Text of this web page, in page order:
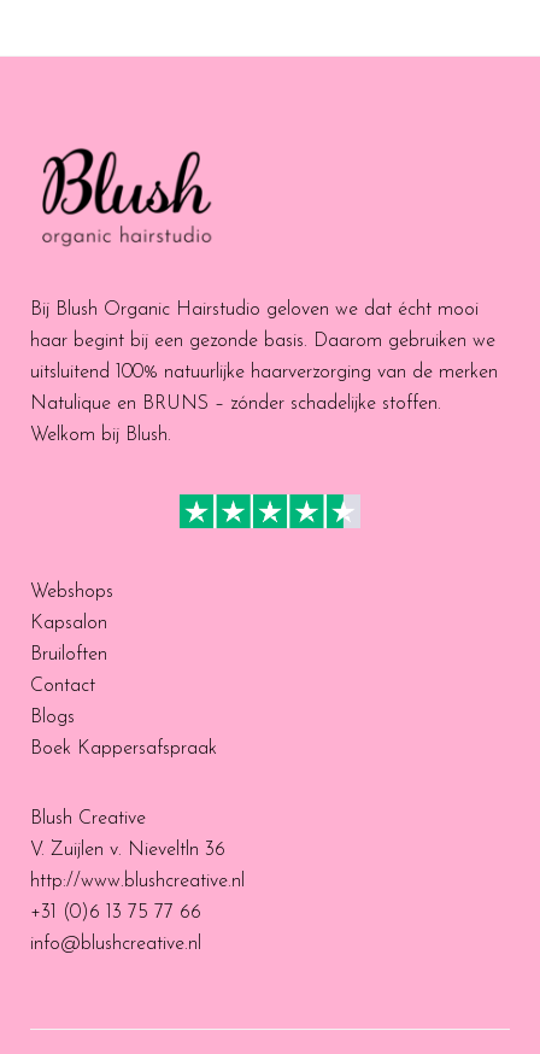
Bij Blush Organic Hairstudio geloven we dat écht mooi
haar begint bij een gezonde basis. Daarom gebruiken we
uitsluitend 100% natuurlijke haarverzorging van de merken
Natulique en BRUNS – zónder schadelijke stoffen.
Welkom bij Blush.
Webshops
Kapsalon
Bruiloften
Contact
Blogs
Boek Kappersafspraak
Blush Creative
V. Zuijlen v. Nieveltln 36
http://www.blushcreative.nl
+31 (0)6 13 75 77 66
info@blushcreative.nl